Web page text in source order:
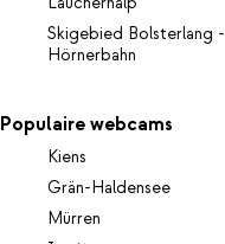
Skigebied Bolsterlang -
Hörnerbahn
Populaire webcams
Kiens
Grän-Haldensee
Mürren